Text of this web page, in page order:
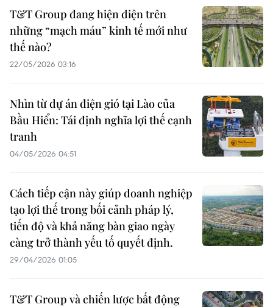
T&T Group đang hiện diện trên
những “mạch máu” kinh tế mới như
thế nào?
22/05/2026 03:16
Nhìn từ dự án điện gió tại Lào của
Bầu Hiển: Tái định nghĩa lợi thế cạnh
tranh
04/05/2026 04:51
Cách tiếp cận này giúp doanh nghiệp
tạo lợi thế trong bối cảnh pháp lý,
tiến độ và khả năng bàn giao ngày
càng trở thành yếu tố quyết định.
29/04/2026 01:05
T&T Group và chiến lược bất động